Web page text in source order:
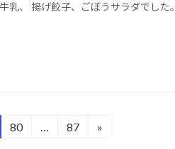
乳、 揚げ餃子、ごぼうサラダでした。
固
80
固
87 »